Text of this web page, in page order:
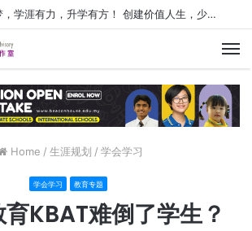
让孩子生涯有梦，学涯有力，升学有方！ 创建价值人生，少走人生弯路！
Home / 生涯规划 / 学会学习
学会学习 教育专题
KBAT难倒了学生？